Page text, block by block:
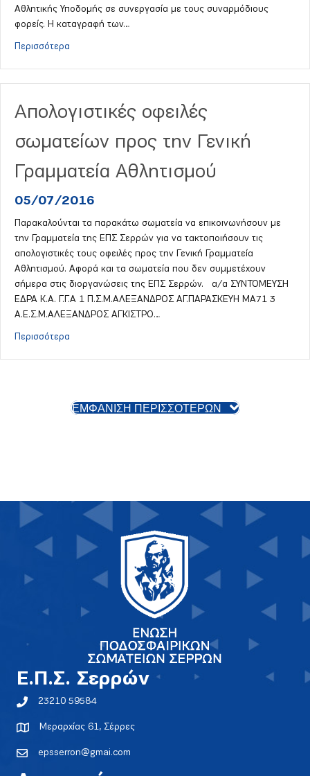
Αθλητικής Υποδομής σε συνεργασία με τους συναρμόδιους
φορείς. Η καταγραφή των…
Περισσότερα
Απολογιστικές οφειλές
σωματείων προς την Γενική
Γραμματεία Αθλητισμού
05/07/2016
Παρακαλούνται τα παρακάτω σωματεία να επικοινωνήσουν με
την Γραμματεία της ΕΠΣ Σερρών για να τακτοποιήσουν τις
απολογιστικές τους οφειλές προς την Γενική Γραμματεία
Αθλητισμού. Αφορά και τα σωματεία που δεν συμμετέχουν
σήμερα στις διοργανώσεις της ΕΠΣ Σερρών. α/α ΣΥΝΤΟΜΕΥΣΗ
ΕΔΡΑ Κ.Α. Γ.Γ.Α 1 Π.Σ.Μ.ΑΛΕΞΑΝΔΡΟΣ ΑΓ.ΠΑΡΑΣΚΕΥΗ ΜΑ71 3
Α.Ε.Σ.Μ.ΑΛΕΞΑΝΔΡΟΣ ΑΓΚΙΣΤΡΟ…
Περισσότερα
ΕΜΦΑΝΙΣΗ ΠΕΡΙΣΣΟΤΕΡΩΝ
E.Π.Σ. Σερρών
23210 59584
Μεραρχίας 61, Σέρρες
epsserron@gmai.com